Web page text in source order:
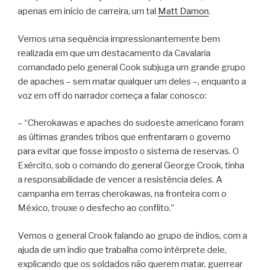
apenas em início de carreira, um tal Matt Damon.
Vemos uma sequência impressionantemente bem
realizada em que um destacamento da Cavalaria
comandado pelo general Cook subjuga um grande grupo
de apaches – sem matar qualquer um deles –, enquanto a
voz em off do narrador começa a falar conosco:
– “Cherokawas e apaches do sudoeste americano foram
as últimas grandes tribos que enfrentaram o governo
para evitar que fosse imposto o sistema de reservas. O
Exército, sob o comando do general George Crook, tinha
a responsabilidade de vencer a resistência deles. A
campanha em terras cherokawas, na fronteira com o
México, trouxe o desfecho ao conflito.”
Vemos o general Crook falando ao grupo de índios, com a
ajuda de um índio que trabalha como intérprete dele,
explicando que os soldados não querem matar, guerrear